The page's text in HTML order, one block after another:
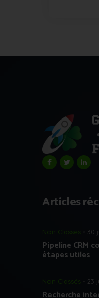
Articles
Non Classés 30
Pipeline CRM
étapes utiles
Non Classés 23
Recherche